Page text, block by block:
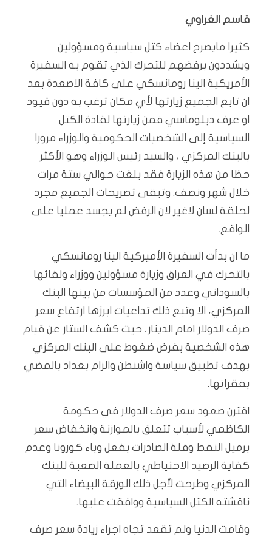
قاسم الغراوي
كثيرا مايصرح اعضاء كتل سياسية ومسؤولين
ويشددون برفضهم للتحرك الذي تقوم به السفيرة
الأمريكية الينا رومانسكي على كافة الاصعدة بعد
ان تابع الجميع زيارتها لأي مكان ترغب به دون قيود
او عرف دبلوماسي فمن زيارتها لقادة الكتل
السياسية إلى الشخصيات الحكومية والوزراء مرورا
بالبنك المركزي ، والسيد رئيس الوزراء وهو الأكثر
حظا من هذه الزيارة فقد بلغت حوالي ستة مرات
خلال شهر ونصف. وتبقى تصريحات الجميع مجرد
لحلقة لسان لاغير لان الرفض لم يجسد عمليا على
الواقع.
ما ان بدأت السفيرة الأميركية الينا رومانسكي
بالتحرك في العراق وزيارة مسؤولين ووزراء ولقائها
بالسوداني وعدد من المؤسسات من بينها البنك
المركزي، الا وتبع ذلك تداعيات ابرزها ارتفاع سعر
صرف الدولار امام الدينار، حيث كشف الستار عن قيام
هذه الشخصية بفرض ضغوط على البنك المركزي
بهدف تطبيق سياسة واشنطن والزام بغداد بالمضي
بفقراتها.
اقترن صعود سعر صرف الدولار في حكومة
الكاظمي لأسباب تتعلق بالموازنة وانخفاض سعر
برميل النفط وقلة الصادرات بفعل وباء كورونا وعدم
كفاية الرصيد الاحتياطي بالعملة الصعبة للبنك
المركزي وطرحت لأجل ذلك الورقة البيضاء التي
ناقشته الكتل السياسية ووافقت عليها.
وقامت الدنيا ولم تقعد تجاه اجراء زيادة سعر صرف